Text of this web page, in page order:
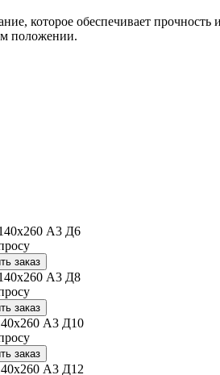
которое обеспечивает
положении.
А3 Д6
заказ
А3 Д8
заказ
А3 Д10
заказ
А3 Д12